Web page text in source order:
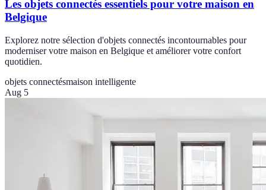
Les objets connectés essentiels pour votre maison en
Belgique
Explorez notre sélection d'objets connectés incontournables pour
moderniser votre maison en Belgique et améliorer votre confort
quotidien.
objets connectésmaison intelligente
Aug 5